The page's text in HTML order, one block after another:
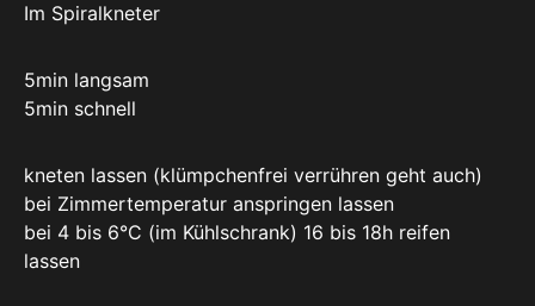
Im Spiralkneter
5min langsam
5min schnell
kneten lassen (klümpchenfrei verrühren geht auch)
bei Zimmertemperatur anspringen lassen
bei 4 bis 6°C (im Kühlschrank) 16 bis 18h reifen
lassen